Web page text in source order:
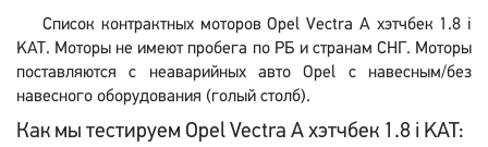
Список контрактных моторов Opel Vectra A хэтчбек 1.8 i
KAT. Моторы не имеют пробега по РБ и странам СНГ. Моторы
поставляются с неаварийных авто Opel с навесным/без
навесного оборудования (голый столб).
Как мы тестируем Opel Vectra A хэтчбек 1.8 i KAT: